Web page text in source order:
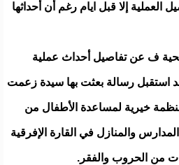
إلا قبل ايام رغم أن أحداثها
ف عن تفاصيل أحداث عملية
استقبل رسالة بعثت بها سيدة زعمت
منظمة خيرية لمساعدة الأطفال من
والمنازل في القارة الإفرقية
من الحروب والفقر.